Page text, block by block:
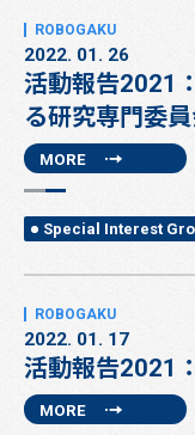
2022. 01. 26
活動報告2021
る研究専門委
MORE
Special Interest
2022. 01. 17
活動報告2021
MORE